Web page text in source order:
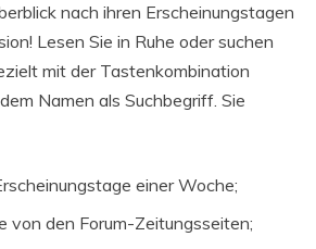
nach ihren Erscheinungstagen
Lesen Sie in Ruhe oder suchen
mit der Tastenkombination
Namen als Suchbegriff. Sie
einer Woche;
von den Forum-Zeitungsseiten;